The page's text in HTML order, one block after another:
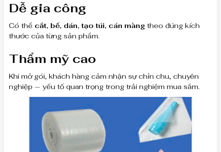
Dễ gia công
Có thể cắt, bế, dán, tạo túi, cán màng theo đúng kích
thước của từng sản phẩm.
Thẩm mỹ cao
Khi mở gói, khách hàng cảm nhận sự chỉn chu, chuyên
nghiệp — yếu tố quan trọng trong trải nghiệm mua sắm.